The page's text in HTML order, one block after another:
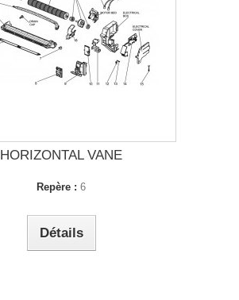
HORIZONTAL VANE
Repère : 6
Détails